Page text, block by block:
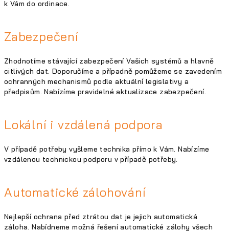
k Vám do ordinace.
Zabezpečení
Zhodnotíme stávající zabezpečení Vašich systémů a hlavně
citlivých dat. Doporučíme a případně pomůžeme se zavedením
ochranných mechanismů podle aktuální legislativy a
předpisům. Nabízíme pravidelné aktualizace zabezpečení.
Lokální i vzdálená podpora
V případě potřeby vyšleme technika přímo k Vám. Nabízíme
vzdálenou technickou podporu v případě potřeby.
Automatické zálohování
Nejlepší ochrana před ztrátou dat je jejich automatická
záloha. Nabídneme možná řešení automatické zálohy všech